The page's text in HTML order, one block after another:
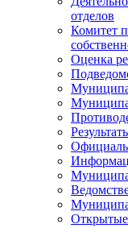
отделов
Комитет
Оценка